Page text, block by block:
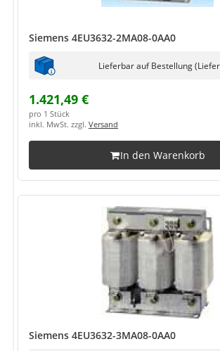
Siemens 4EU3632-2MA08-0AA0
Lieferbar auf Bestellung
1.421,49 €
pro 1 Stück
inkl. MwSt. zzgl. Versand
In den Warenkorb
Siemens 4EU3632-3MA08-0AA0